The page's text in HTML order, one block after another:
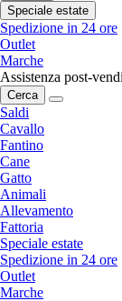
Speciale estate
Spedizione in 24 ore
Outlet
Marche
Assistenza post-
Cerca
Saldi
Cavallo
Fantino
Cane
Gatto
Animali
Allevamento
Fattoria
Speciale estate
Spedizione in 24 ore
Outlet
Marche